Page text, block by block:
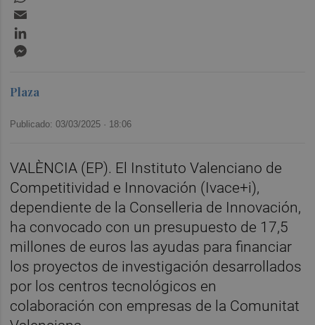
Plaza
Publicado: 03/03/2025 · 18:06
VALÈNCIA (EP). El Instituto Valenciano de
Competitividad e Innovación (Ivace+i),
dependiente de la Conselleria de Innovación,
ha convocado con un presupuesto de 17,5
millones de euros las ayudas para financiar
los proyectos de investigación desarrollados
por los centros tecnológicos en
colaboración con empresas de la Comunitat